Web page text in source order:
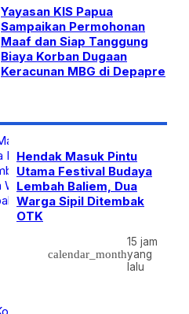
Yayasan KIS Papua
Sampaikan Permohonan
Maaf dan Siap Tanggung
Biaya Korban Dugaan
Keracunan MBG di Depapre
Hendak Masuk Pintu
Utama Festival Budaya
Lembah Baliem, Dua
Warga Sipil Ditembak
OTK
calendar_month
15 jam
yang
lalu